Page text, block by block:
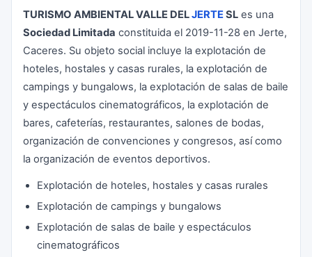
TURISMO AMBIENTAL VALLE DELJERTESL es una
Sociedad Limitada constituida el 2019-11-28 en Jerte,
Caceres. Su objeto social incluye la explotación de
hoteles, hostales y casas rurales, la explotación de
campings y bungalows, la explotación de salas de baile
y espectáculos cinematográficos, la explotación de
bares, cafeterías, restaurantes, salones de bodas,
organización de convenciones y congresos, así como
la organización de eventos deportivos.
Explotación de hoteles, hostales y casas rurales
Explotación de campings y bungalows
Explotación de salas de baile y espectáculos
cinematográficos